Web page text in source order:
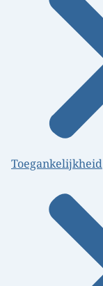
Toegankelijkheid